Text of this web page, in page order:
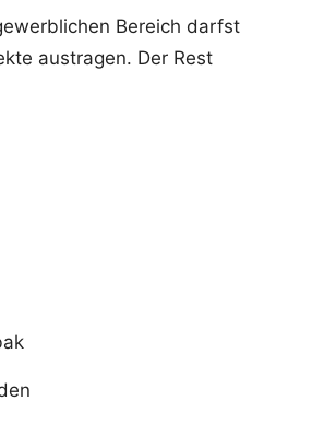
Bereich darfst
austragen. Der Rest